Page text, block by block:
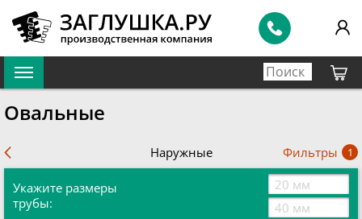
Овальные
Наружные Фильтры 1
Укажите размеры
трубы: